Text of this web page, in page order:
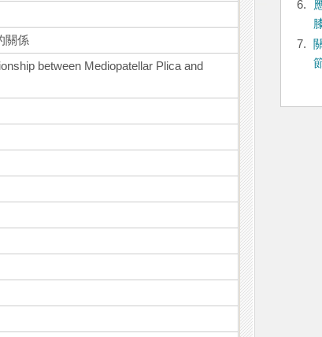
關係
between Mediopatellar Plica and
6.
7.